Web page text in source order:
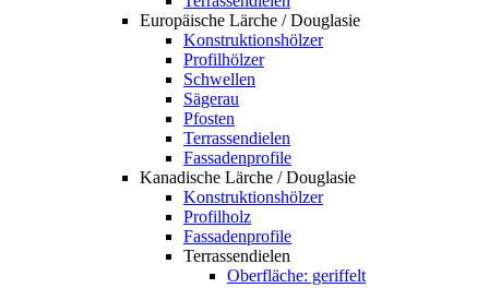
Europäische Lärche / Douglasie
Konstruktionshölzer
Profilhölzer
Schwellen
Sägerau
Pfosten
Terrassendielen
Fassadenprofile
Kanadische Lärche / Douglasie
Konstruktionshölzer
Profilholz
Fassadenprofile
Terrassendielen
Oberfläche: geriffelt